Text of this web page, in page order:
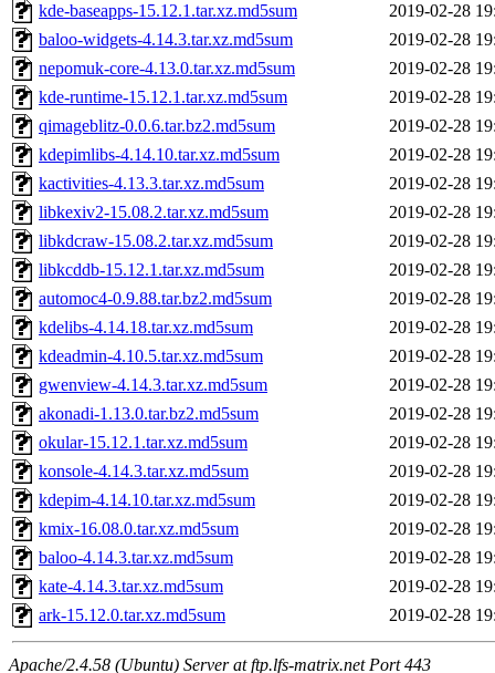
kde-baseapps-15.12.1.tar.xz.md5sum
2019-02-28
baloo-widgets-4.14.3.tar.xz.md5sum
2019-02-28
nepomuk-core-4.13.0.tar.xz.md5sum
2019-02-28
kde-runtime-15.12.1.tar.xz.md5sum
2019-02-28
qimageblitz-0.0.6.tar.bz2.md5sum
2019-02-28
kdepimlibs-4.14.10.tar.xz.md5sum
2019-02-28
kactivities-4.13.3.tar.xz.md5sum
2019-02-28
libkexiv2-15.08.2.tar.xz.md5sum
2019-02-28
libkdcraw-15.08.2.tar.xz.md5sum
2019-02-28
libkcddb-15.12.1.tar.xz.md5sum
2019-02-28
automoc4-0.9.88.tar.bz2.md5sum
2019-02-28
kdelibs-4.14.18.tar.xz.md5sum
2019-02-28
kdeadmin-4.10.5.tar.xz.md5sum
2019-02-28
gwenview-4.14.3.tar.xz.md5sum
2019-02-28
akonadi-1.13.0.tar.bz2.md5sum
2019-02-28
okular-15.12.1.tar.xz.md5sum
2019-02-28
konsole-4.14.3.tar.xz.md5sum
2019-02-28
kdepim-4.14.10.tar.xz.md5sum
2019-02-28
kmix-16.08.0.tar.xz.md5sum
2019-02-28
baloo-4.14.3.tar.xz.md5sum
2019-02-28
kate-4.14.3.tar.xz.md5sum
2019-02-28
ark-15.12.0.tar.xz.md5sum
2019-02-28
Apache/2.4.58 (Ubuntu) Server at ftp.lfs-matrix.net Port 443